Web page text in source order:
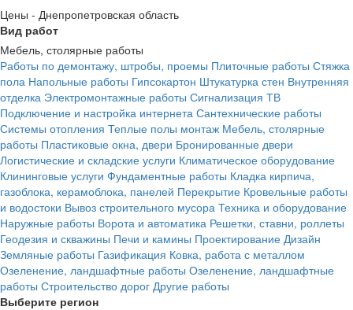
Цены - Днепропетровская область
Вид работ
Мебель, столярные работы
Работы по демонтажу, штробы, проемы Плиточные работы Стяжка
пола Напольные работы Гипсокартон Штукатурка стен Внутренняя
отделка Электромонтажные работы Сигнализация ТВ
Подключение и настройка интернета Сантехнические работы
Системы отопления Теплые полы монтаж Мебель, столярные
работы Пластиковые окна, двери Бронированные двери
Логистические и складские услуги Климатическое оборудование
Клининговые услуги Фундаментные работы Кладка кирпича,
газоблока, керамоблока, панелей Перекрытие Кровельные работы
и водостоки Вывоз строительного мусора Техника и оборудование
Наружные работы Ворота и автоматика Решетки, ставни, роллеты
Геодезия и скважины Печи и камины Проектирование Дизайн
Земляные работы Газификация Ковка, работа с металлом
Озеленение, ландшафтные работы Озеленение, ландшафтные
работы Строительство дорог Другие работы
Выберите регион